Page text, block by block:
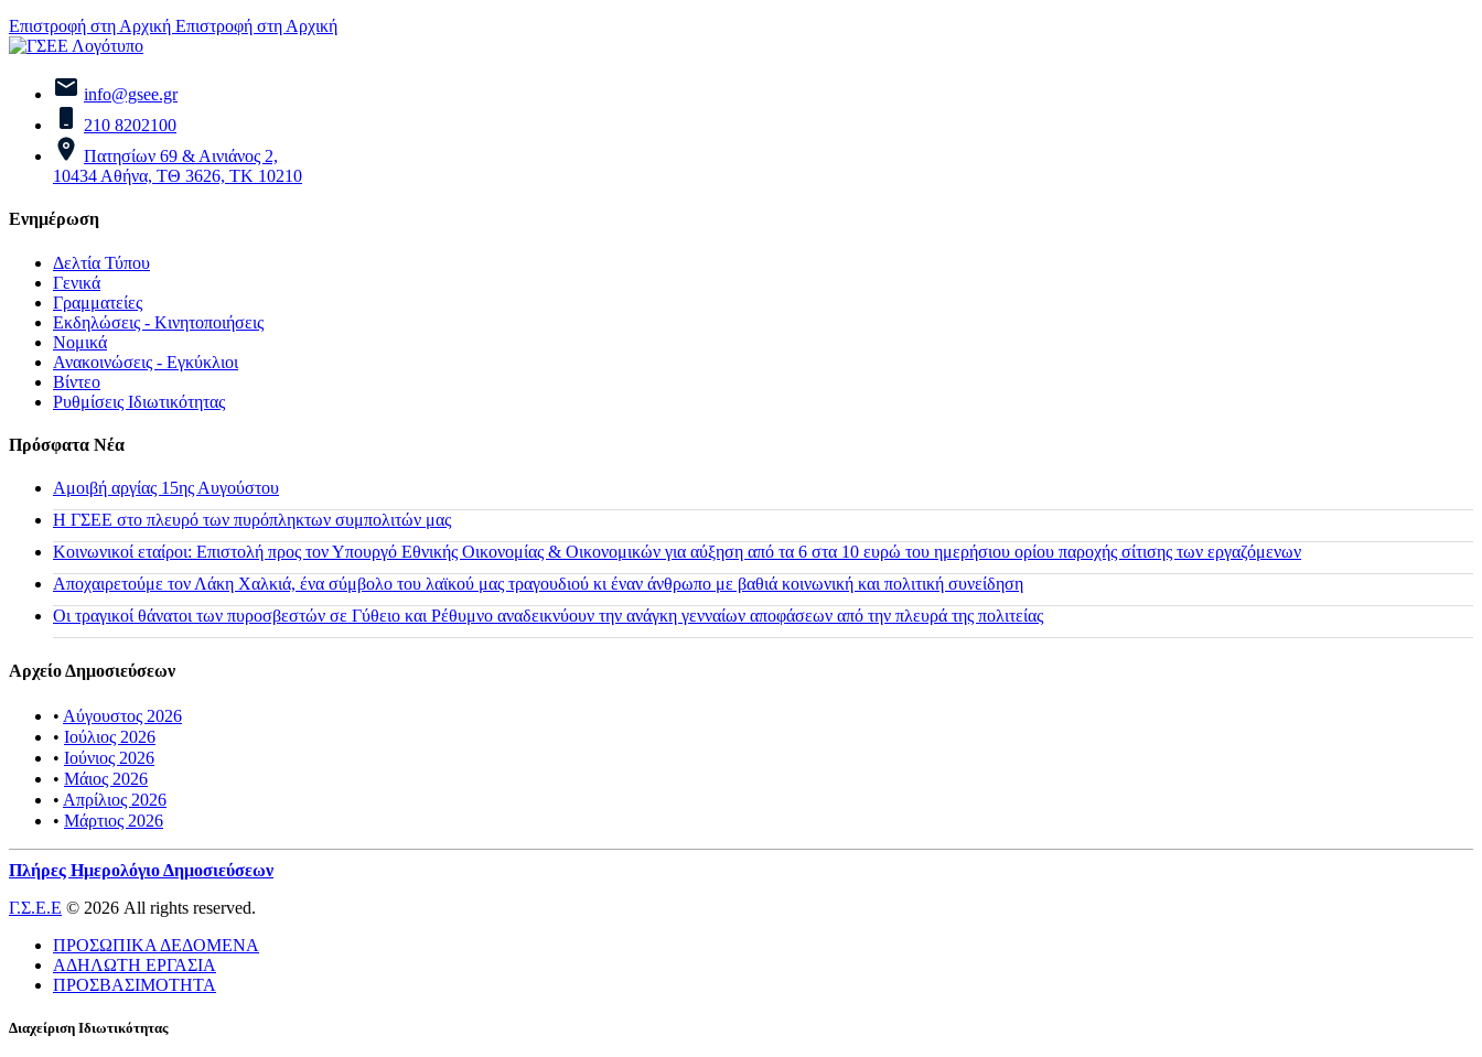
Επιστροφή στη Αρχική Επιστροφή στη Αρχική
info@gsee.gr
210 8202100
Πατησίων 69 & Αινιάνος 2,
10434 Αθήνα, ΤΘ 3626, ΤΚ 10210
Ενημέρωση
Δελτία Τύπου
Γενικά
Γραμματείες
Εκδηλώσεις - Κινητοποιήσεις
Νομικά
Ανακοινώσεις - Εγκύκλιοι
Βίντεο
Ρυθμίσεις Ιδιωτικότητας
Πρόσφατα Νέα
Αμοιβή αργίας 15ης Αυγούστου
H ΓΣΕΕ στο πλευρό των πυρόπληκτων συμπολιτών μας
Κοινωνικοί εταίροι: Επιστολή προς τον Υπουργό Εθνικής Οικονομίας & Οικονομικών για αύξηση από τα 6 στα 10 ευρώ του ημερήσιου ορίου παροχής σίτισης των εργαζόμενων
Αποχαιρετούμε τον Λάκη Χαλκιά, ένα σύμβολο του λαϊκού μας τραγουδιού κι έναν άνθρωπο με βαθιά κοινωνική και πολιτική συνείδηση
Οι τραγικοί θάνατοι των πυροσβεστών σε Γύθειο και Ρέθυμνο αναδεικνύουν την ανάγκη γενναίων αποφάσεων από την πλευρά της πολιτείας
Αρχείο Δημοσιεύσεων
• Αύγουστος 2026
• Ιούλιος 2026
• Ιούνιος 2026
• Μάιος 2026
• Απρίλιος 2026
• Μάρτιος 2026
Πλήρες Ημερολόγιο Δημοσιεύσεων
Γ.Σ.Ε.Ε © 2026 All rights reserved.
ΠΡΟΣΩΠΙΚΑ ΔΕΔΟΜΕΝΑ
ΑΔΗΛΩΤΗ ΕΡΓΑΣΙΑ
ΠΡΟΣΒΑΣΙΜΟΤΗΤΑ
Διαχείριση Ιδιωτικότητας